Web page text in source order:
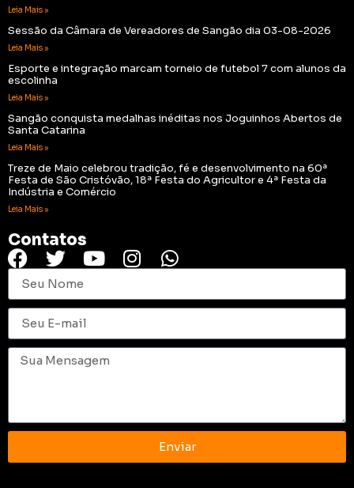
Leia Mais »
Sessão da Câmara de Vereadores de Sangão dia 03-08-2026
Leia Mais »
Esporte e integração marcam torneio de futebol 7 com alunos da
escolinha
Leia Mais »
Sangão conquista medalhas inéditas nos Joguinhos Abertos de
Santa Catarina
Leia Mais »
Treze de Maio celebrou tradição, fé e desenvolvimento na 60ª
Festa de São Cristóvão, 18ª Festa do Agricultor e 4ª Festa da
Indústria e Comércio
Leia Mais »
Contatos
Enviar